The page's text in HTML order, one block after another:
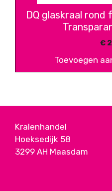
DQ glaskraal rond
€
Toevoegen
Kralenhandel
Hoeksedijk 58
3299 AH Maasdam